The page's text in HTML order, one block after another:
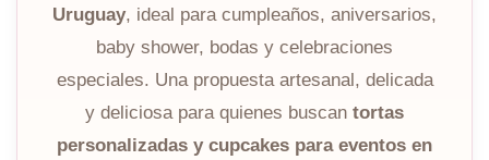
Uruguay, ideal para cumpleaños, aniversarios,
baby shower, bodas y celebraciones
especiales. Una propuesta artesanal, delicada
y deliciosa para quienes buscan tortas
personalizadas y cupcakes para eventos en